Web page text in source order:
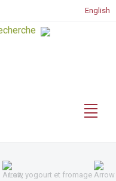
English
Lait, yogourt et fromage